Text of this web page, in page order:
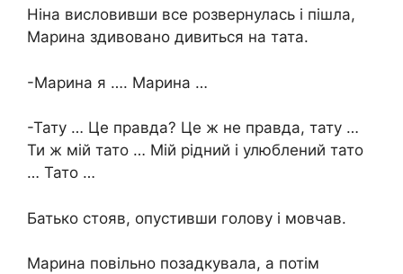
Ніна висловивши все розвернулась і пішла,
Марина здивовано дивиться на тата.
-Марина я …. Марина …
-Тату … Це правда? Це ж не правда, тату …
Ти ж мій тато … Мій рідний і улюблений тато
… Тато …
Батько стояв, опустивши голову і мовчав.
Марина повільно позадкувала, а потім